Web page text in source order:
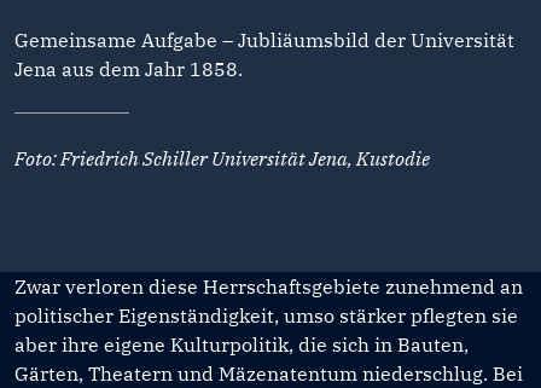
Gemeinsame Aufgabe – Jubliäumsbild der Universität
Jena aus dem Jahr 1858.
Foto: Friedrich Schiller Universität Jena, Kustodie
Zwar verloren diese Herrschaftsgebiete zunehmend an
politischer Eigenständigkeit, umso stärker pflegten sie
aber ihre eigene Kulturpolitik, die sich in Bauten,
Gärten, Theatern und Mäzenatentum niederschlug. Bei